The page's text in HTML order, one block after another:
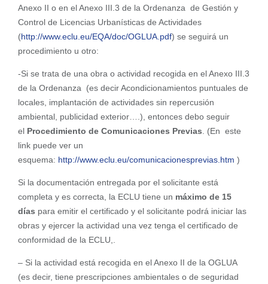
Anexo II o en el Anexo III.3 de la Ordenanza de Gestión y
Control de Licencias Urbanísticas de Actividades
(http://www.eclu.eu/EQA/doc/OGLUA.pdf) se seguirá un
procedimiento u otro:
-Si se trata de una obra o actividad recogida en el Anexo III.3
de la Ordenanza (es decir Acondicionamientos puntuales de
locales, implantación de actividades sin repercusión
ambiental, publicidad exterior….), entonces debo seguir
el Procedimiento de Comunicaciones Previas . (En este
link puede ver un
esquema: http://www.eclu.eu/comunicacionesprevias.htm )
Si la documentación entregada por el solicitante está
completa y es correcta, la ECLU tiene un máximo de 15
días para emitir el certificado y el solicitante podrá iniciar las
obras y ejercer la actividad una vez tenga el certificado de
conformidad de la ECLU,.
– Si la actividad está recogida en el Anexo II de la OGLUA
(es decir, tiene prescripciones ambientales o de seguridad